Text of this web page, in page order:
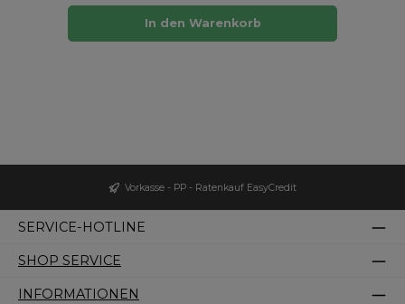
In den Warenkorb
Vorkasse - PP - Ratenkauf EasyCredit
SERVICE-HOTLINE
SHOP SERVICE
INFORMATIONEN